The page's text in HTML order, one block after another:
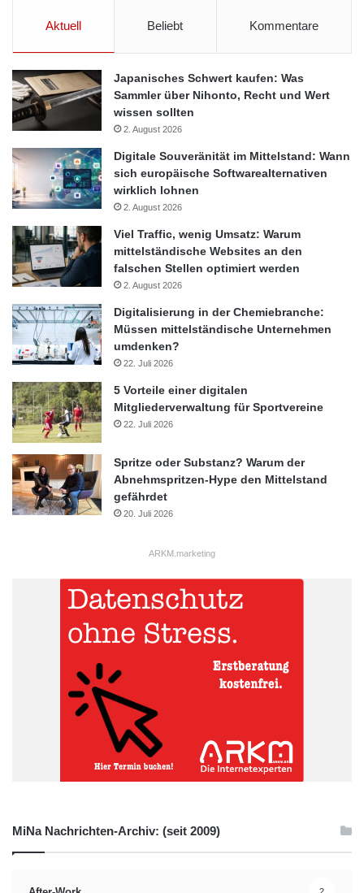
Aktuell Beliebt Kommentare
Japanisches Schwert kaufen: Was
Sammler über Nihonto, Recht und Wert
wissen sollten
2. August 2026
Digitale Souveränität im Mittelstand: Wann
sich europäische Softwarealternativen
wirklich lohnen
2. August 2026
Viel Traffic, wenig Umsatz: Warum
mittelständische Websites an den
falschen Stellen optimiert werden
2. August 2026
Digitalisierung in der Chemiebranche:
Müssen mittelständische Unternehmen
umdenken?
22. Juli 2026
5 Vorteile einer digitalen
Mitgliederverwaltung für Sportvereine
22. Juli 2026
Spritze oder Substanz? Warum der
Abnehmspritzen-Hype den Mittelstand
gefährdet
20. Juli 2026
ARKM.marketing
MiNa Nachrichten-Archiv: (seit 2009)